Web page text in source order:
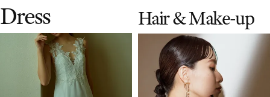
Dress Hair&Make-up